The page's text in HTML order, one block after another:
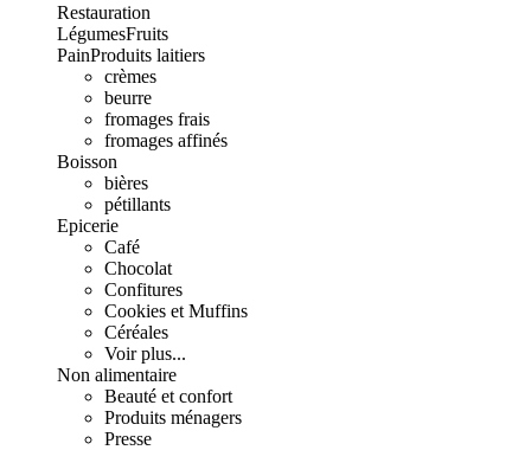
Restauration
LégumesFruits
PainProduits laitiers
crèmes
beurre
fromages frais
fromages affinés
Boisson
bières
pétillants
Epicerie
Café
Chocolat
Confitures
Cookies et Muffins
Céréales
Voir plus...
Non alimentaire
Beauté et confort
Produits ménagers
Presse